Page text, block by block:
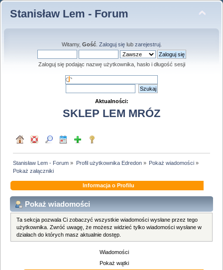
Stanisław Lem - Forum
Witamy, Gość. Zaloguj sięlub zarejestruj.
Zaloguj się podając nazwę użytkownika, hasło i długość sesji
Aktualności:
SKLEP LEM MRÓZ
Stanisław Lem - Forum » Profil użytkownika Edredon» Pokaż wiadomości»
Pokaż załączniki
Informacja o Profilu
Pokaż wiadomości
Ta sekcja pozwala Ci zobaczyć wszystkie wiadomości wysłane przez tego
użytkownika. Zwróć uwagę, że możesz widzieć tylko wiadomości wysłane w
działach do których masz aktualnie dostęp.
Wiadomości
Pokaż wątki